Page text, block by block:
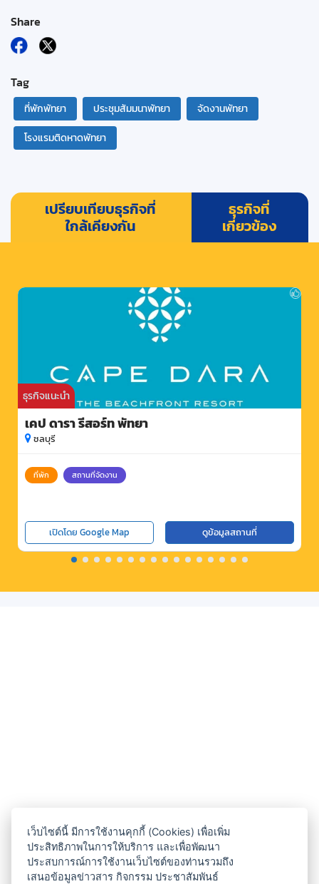
Share
Tag
ที่พักพัทยา ประชุมสัมมนาพัทยา
จัดงานพัทยา
โรงแรมติดหาดพัทยา
เปรียบเทียบธุรกิจที่
ใกล้เคียงกัน
ธุรกิจที่
เกี่ยวข้อง
ธุรกิจแนะนำ
เคป ดารา รีสอร์ท พัทยา
ชลบุรี
ที่พัก สถานที่จัดงาน
เปิดโดย Google Map ดูข้อมูลสถานที่
เว็บไซต์นี้ มีการใช้งานคุกกี้ (Cookies) เพื่อเพิ่ม
ประสิทธิภาพในการให้บริการ และเพื่อพัฒนา
ประสบการณ์การใช้งานเว็บไซต์ของท่านรวมถึง
เสนอข้อมูลข่าวสาร กิจกรรม ประชาสัมพันธ์